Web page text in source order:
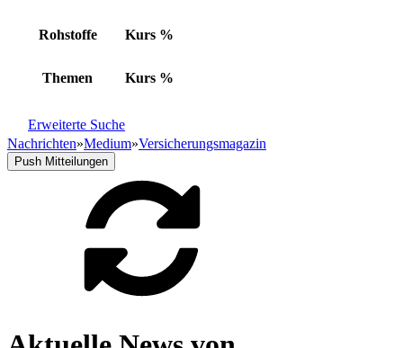
Rohstoffe Kurs %
Themen Kurs %
Erweiterte Suche
Nachrichten»Medium»Versicherungsmagazin
Push Mitteilungen